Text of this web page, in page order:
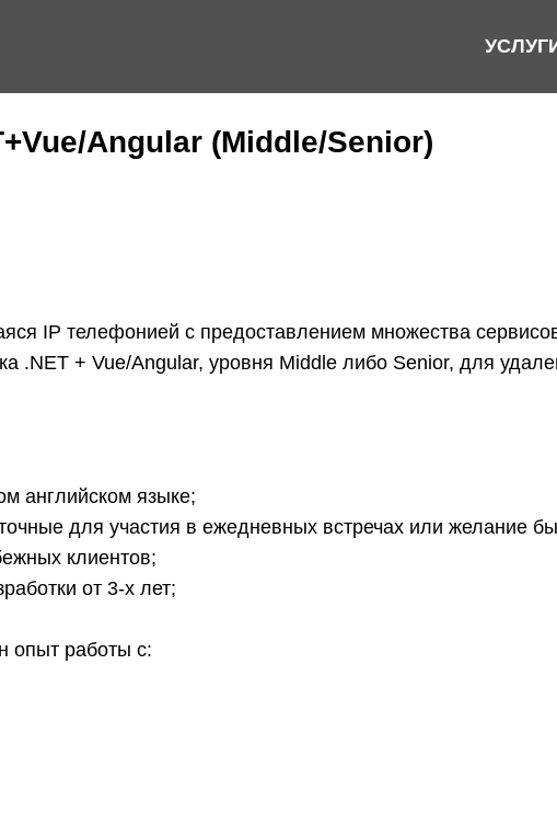
Angular (Middle/Senior)
IP телефонией c предоставлением множества
.NET + Vue/Angular, уровня Middle либо Senior, для
английском языке;
для участия в ежедневных встречах или желание
клиентов;
от 3-х лет;
опыт работы с: